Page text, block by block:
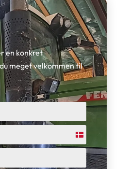
en konkret
meget velkommen til
Denmark
+45